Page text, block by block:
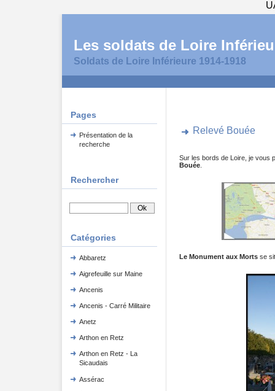
Les soldats de Loire
Soldats de Loire Inférieure 1914-1918
Pages
Présentation de la
recherche
Rechercher
Catégories
Abbaretz
Aigrefeuille sur Maine
Ancenis
Ancenis - Carré Militaire
Anetz
Arthon en Retz
Arthon en Retz - La
Sicaudais
Assérac
Relevé Bouée
Sur les bords de Loire, je vous
Bouée.
Le Monument aux Mortsse